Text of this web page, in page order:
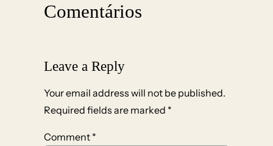
Comentários
Leave a Reply
Your email address will not be published.
Required fields are marked *
Comment *